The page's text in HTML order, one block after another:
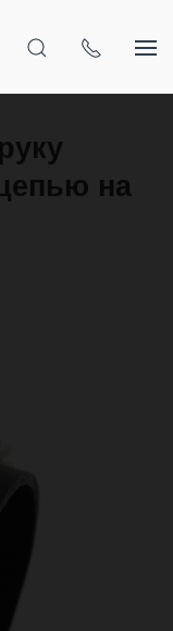
на